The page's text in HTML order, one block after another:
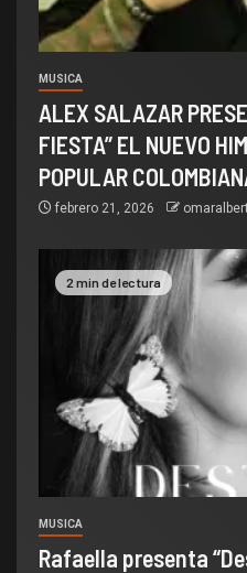
MUSICA
ALEX SALAZAR
FIESTA” EL NUEVO
POPULAR
febrero 21, 2026
2 min de lectura
MUSICA
Rafaella presenta